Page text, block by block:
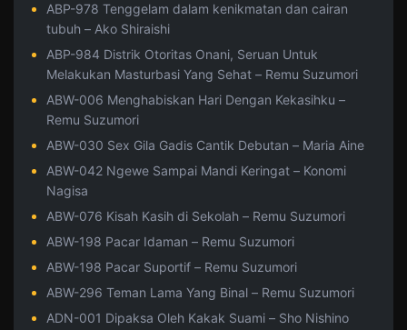
ABP-978 Tenggelam dalam kenikmatan dan cairan
tubuh – Ako Shiraishi
ABP-984 Distrik Otoritas Onani, Seruan Untuk
Melakukan Masturbasi Yang Sehat – Remu Suzumori
ABW-006 Menghabiskan Hari Dengan Kekasihku –
Remu Suzumori
ABW-030 Sex Gila Gadis Cantik Debutan – Maria Aine
ABW-042 Ngewe Sampai Mandi Keringat – Konomi
Nagisa
ABW-076 Kisah Kasih di Sekolah – Remu Suzumori
ABW-198 Pacar Idaman – Remu Suzumori
ABW-198 Pacar Suportif – Remu Suzumori
ABW-296 Teman Lama Yang Binal – Remu Suzumori
ADN-001 Dipaksa Oleh Kakak Suami – Sho Nishino